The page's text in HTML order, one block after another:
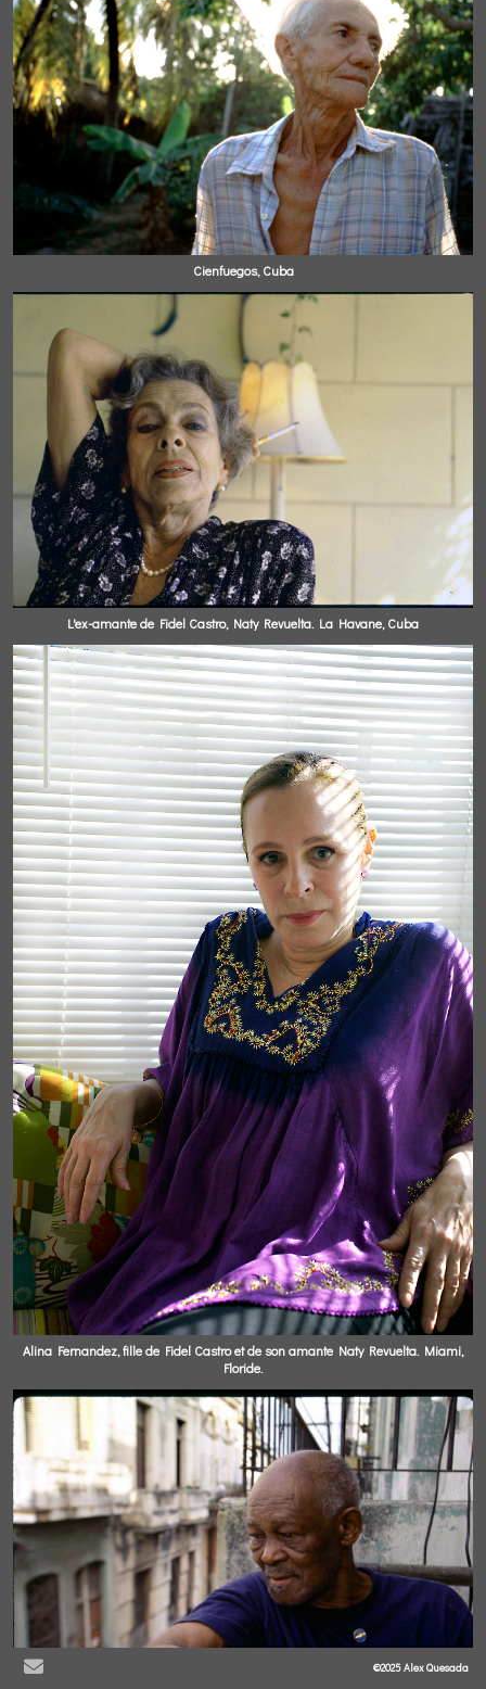
Cienfuegos, Cuba
L'ex-amante de Fidel Castro, Naty Revuelta. La Havane, Cuba
Alina Fernandez, fille de Fidel Castro et de son amante Naty Revuelta. Miami,
Floride.
©2025 Alex Quesada